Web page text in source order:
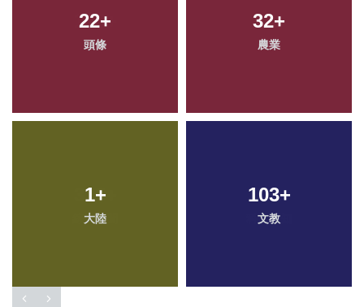
22+
頭條
32+
農業
1+
大陸
103+
文教
176+
社會
93+
健康
315+
綜合新聞
15+
科技新知